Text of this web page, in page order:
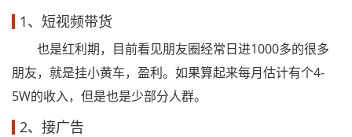
1、短视频带货
也是红利期，目前看见朋友圈经常日进1000多的很多
朋友，就是挂小黄车，盈利。如果算起来每月估计有个4-
5W的收入，但是也是少部分人群。
2、接广告